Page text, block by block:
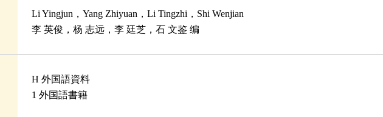
Li Yingjun，Yang Zhiyuan，Li Tingzhi，Shi Wenjian
李 英俊，杨 志远，李 廷芝，石 文鉴 编
H 外国語資料
1 外国語書籍